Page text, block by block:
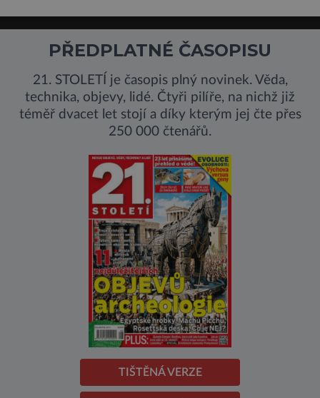
PŘEDPLATNÉ ČASOPISU
21. STOLETÍ je časopis plný novinek. Věda,
technika, objevy, lidé. Čtyři pilíře, na nichž již
téměř dvacet let stojí a díky kterým jej čte přes
250 000 čtenářů.
TIŠTĚNÁ VERZE